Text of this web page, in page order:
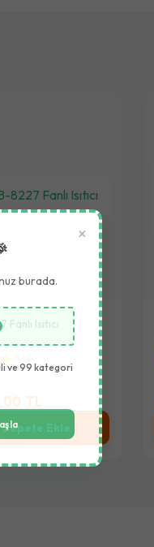
Isıtıcı
TL
Sepete Ekle
×
burada.
ve 99 kategori